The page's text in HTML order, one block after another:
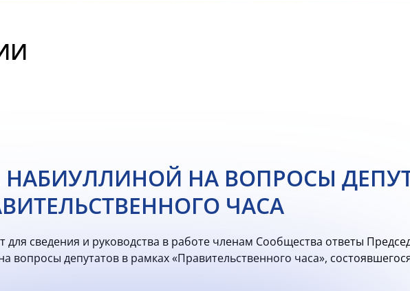
НАБИУЛЛИНОЙ НА ВОПРОСЫ
ЧАСА
сведения и руководства в работе членам Сообщества ответы
вопросы депутатов в рамках «Правительственного часа»,